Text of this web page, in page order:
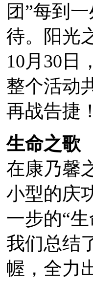
团”每到
待。阳光
10月30日
整个活动
再战告捷！
生命之歌
在康乃馨
小型的庆
一步的“
我们总结
幄，全力